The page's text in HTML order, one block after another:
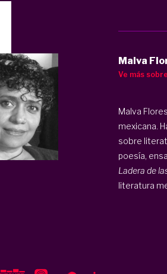
Malva
Ve más
Malva
mexicana.
sobre
poesía,
Ladera de
literatura